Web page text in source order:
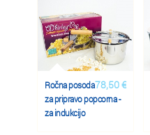
78,50 €
Ročna posoda
za pripravo popcorna -
za indukcijo